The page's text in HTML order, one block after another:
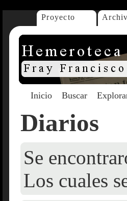
Proyecto
Inicio Buscar
Diarios
Se
Los cuales